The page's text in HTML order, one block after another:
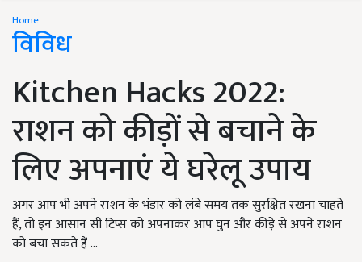
Home
विविध
Kitchen Hacks 2022:
राशन को कीड़ों से बचाने के
लिए अपनाएं ये घरेलू उपाय
अगर आप भी अपने राशन के भंडार को लंबे समय तक सुरक्षित रखना चाहते
हैं, तो इन आसान सी टिप्स को अपनाकर आप घुन और कीड़े से अपने राशन
को बचा सकते हैं ...